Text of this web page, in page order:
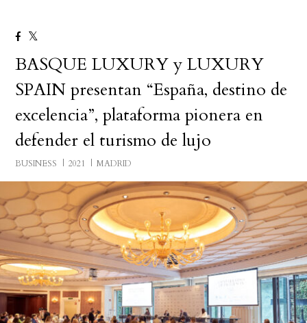
BASQUE LUXURY y LUXURY
SPAIN presentan “España, destino de
excelencia”, plataforma pionera en
defender el turismo de lujo
BUSINESS 2021 MADRID